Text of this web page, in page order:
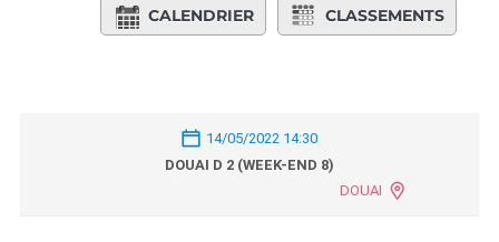
CALENDRIER CLASSEMENTS
14/05/2022 14:30
DOUAI D 2 (WEEK-END 8)
DOUAI